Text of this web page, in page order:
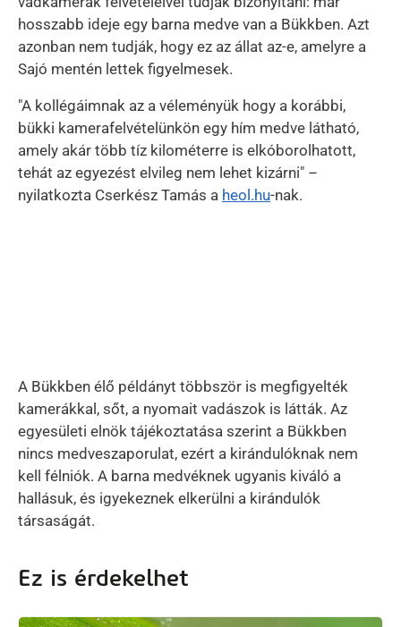
hosszabb ideje egy barna medve van a Bükkben. Azt
azonban nem tudják, hogy ez az állat az-e, amelyre a
Sajó mentén lettek figyelmesek.
"A kollégáimnak az a véleményük hogy a korábbi,
bükki kamerafelvételünkön egy hím medve látható,
amely akár több tíz kilométerre is elkóborolhatott,
tehát az egyezést elvileg nem lehet kizárni" –
nyilatkozta Cserkész Tamás a heol.hu-nak.
A Bükkben élő példányt többször is megfigyelték
kamerákkal, sőt, a nyomait vadászok is látták. Az
egyesületi elnök tájékoztatása szerint a Bükkben
nincs medveszaporulat, ezért a kirándulóknak nem
kell félniók. A barna medvéknek ugyanis kiváló a
hallásuk, és igyekeznek elkerülni a kirándulók
társaságát.
Ez is érdekelhet